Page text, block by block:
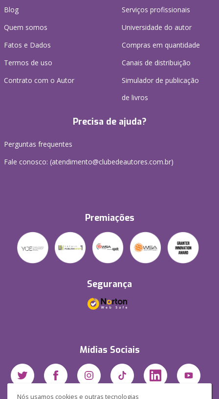
Nós usamos cookies e outras tecnologias
Blog
Quem somos
Fatos e Dados
Termos de uso
Contrato com o Autor
Serviços profissionais
Universidade do autor
Compras em quantidade
Canais de distribuição
Simulador de publicação
de livros
Precisa de ajuda?
Perguntas frequentes
Fale conosco: (atendimento@clubedeautores.com.br)
Premiações
Segurança
Mídias Sociais